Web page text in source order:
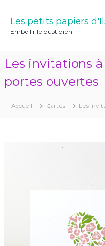
Les petits papiers
Embellir le quotidien
Les invitations
portes ouvertes
Accueil Cartes Les